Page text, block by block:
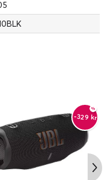
-329 kr